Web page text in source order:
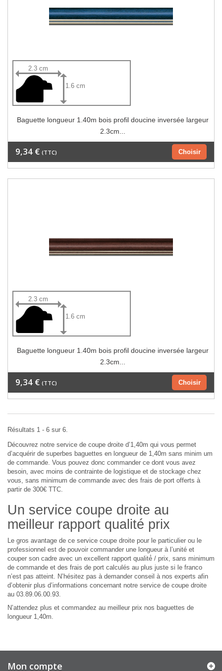
2.3 cm
1.6 cm
Baguette longueur 1.40m bois profil doucine inversée largeur
2.3cm...
Choisir
9,34 € (TTC)
2.3 cm
1.6 cm
Baguette longueur 1.40m bois profil doucine inversée largeur
2.3cm...
Choisir
9,34 € (TTC)
Résultats 1 - 6 sur 6.
Découvrez notre service de coupe droite d’1,40m qui vous permet
d’acquérir de superbes baguettes en longueur de 1,40m sans minim um
de commande. Vous pouvez donc commander ce dont vous avez
besoin, avec moins de contrainte de logistique et de stockage chez
vous, sans minimum de commande avec des frais de port offerts à
partir de 300€ TTC.
Un service coupe droite au
meilleur rapport qualité prix
Le gros avantage de ce service coupe droite pour le particulier ou le
professionnel est de pouvoir commander une longueur à l’unité et
couper son cadre avec un excellent rapport qualité́ / prix, sans minimum
de commande et des frais de port calculés au plus juste si le franco
n’est pas atteint. N’hésitez pas à demander conseil à nos experts afin
d’obtenir plus d’informations concernant notre service de coupe droite
au 03.89.06.00.93.
N’attendez plus et commandez au meilleur prix nos baguettes de
longueur 1,40m.
Mon compte